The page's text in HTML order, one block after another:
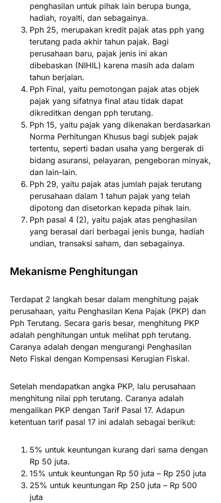
penghasilan untuk pihak lain berupa bunga,
hadiah, royalti, dan sebagainya.
Pph 25, merupakan kredit pajak atas pph yang
terutang pada akhir tahun pajak. Bagi
perusahaan baru, pajak jenis ini akan
dibebaskan (NIHIL) karena masih ada dalam
tahun berjalan.
Pph Final, yaitu pemotongan pajak atas objek
pajak yang sifatnya final atau tidak dapat
dikreditkan dengan pph terutang.
Pph 15, yaitu pajak yang dikenakan berdasarkan
Norma Perhitungan Khusus bagi subjek pajak
tertentu, seperti badan usaha yang bergerak di
bidang asuransi, pelayaran, pengeboran minyak,
dan lain-lain.
Pph 29, yaitu pajak atas jumlah pajak terutang
perusahaan dalam 1 tahun pajak yang telah
dipotong dan disetorkan kepada pihak lain.
Pph pasal 4 (2), yaitu pajak atas penghasilan
yang berasal dari berbagai jenis bunga, hadiah
undian, transaksi saham, dan sebagainya.
Mekanisme Penghitungan
Terdapat 2 langkah besar dalam menghitung pajak
perusahaan, yaitu Penghasilan Kena Pajak (PKP) dan
Pph Terutang. Secara garis besar, menghitung PKP
adalah penghitungan untuk melihat pph terutang.
Caranya adalah dengan mengurangi Penghasilan
Neto Fiskal dengan Kompensasi Kerugian Fiskal.
Setelah mendapatkan angka PKP, lalu perusahaan
menghitung nilai pph terutang. Caranya adalah
mengalikan PKP dengan Tarif Pasal 17. Adapun
ketentuan tarif pasal 17 ini adalah sebagai berikut:
5% untuk keuntungan kurang dari sama dengan
Rp 50 juta.
15% untuk keuntungan Rp 50 juta – Rp 250 juta
25% untuk keuntungan Rp 250 juta – Rp 500
juta